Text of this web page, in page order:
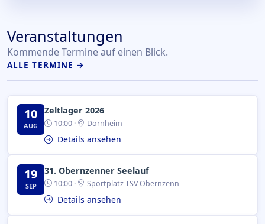
Veranstaltungen
Kommende Termine auf einen Blick.
ALLE TERMINE →
10
AUG
Zeltlager 2026
10:00 · Dornheim
Details ansehen
19
SEP
31. Obernzenner Seelauf
10:00 · Sportplatz TSV Obernzenn
Details ansehen